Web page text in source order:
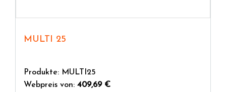
MULTI 25
Produkte: MULTI25
Webpreis von: 409,69 €